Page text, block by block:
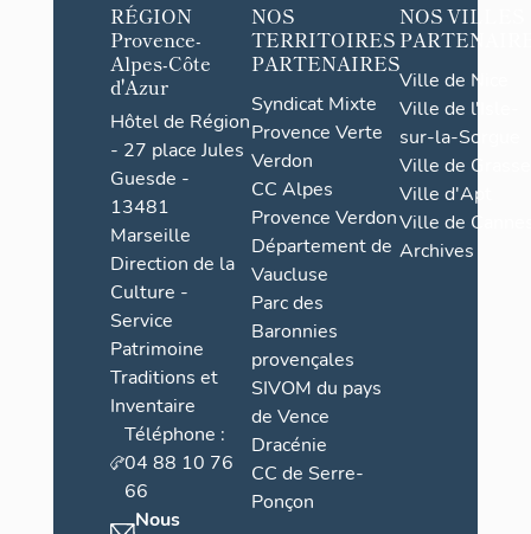
RÉGION
Provence-
Alpes-Côte
d'Azur
Hôtel de Région
- 27 place Jules
Guesde -
13481
Marseille
Direction de la
Culture -
Service
Patrimoine
Traditions et
Inventaire
Téléphone :
04 88 10 76
66
Nous
NOS
TERRITOIRES
PARTENAIRES
Syndicat Mixte
Provence Verte
Verdon
CC Alpes
Provence Verdon
Département de
Vaucluse
Parc des
Baronnies
provençales
SIVOM du pays
de Vence
Dracénie
CC de Serre-
Ponçon
NOS VILLES
Ville de Nice
Ville de l'Isle-
sur-la-Sorgue
Ville de Grasse
Ville d'Apt
Ville de
Archives